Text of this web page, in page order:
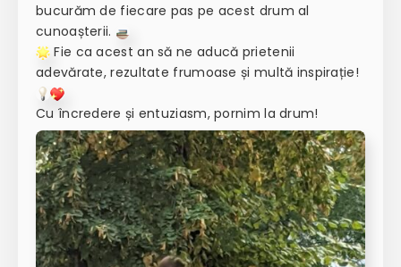
bucurăm de fiecare pas pe acest drum al
cunoașterii.
Fie ca acest an să ne aducă prietenii
adevărate, rezultate frumoase și multă inspirație!
Cu încredere și entuziasm, pornim la drum!